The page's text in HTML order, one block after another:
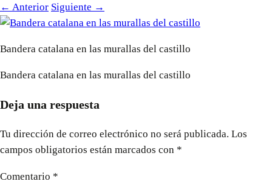
← Anterior Siguiente →
Bandera catalana en las murallas del castillo
Bandera catalana en las murallas del castillo
Deja una respuesta
Tu dirección de correo electrónico no será publicada. Los
campos obligatorios están marcados con *
Comentario *